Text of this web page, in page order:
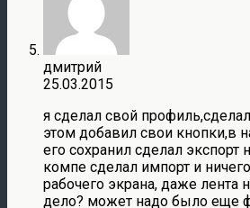
дмитрий
25.03.2015
я сделал свой
этом добавил свои кнопки,в
его сохранил сделал
компе сделал импорт и
рабочего экрана, даже лента
дело? может надо было еще